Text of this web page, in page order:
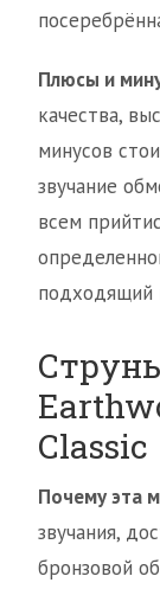
Плюсы и
качества,
минусов
звучание
всем
подходящий
Classic
Почему эта
звучания,
бронзовой